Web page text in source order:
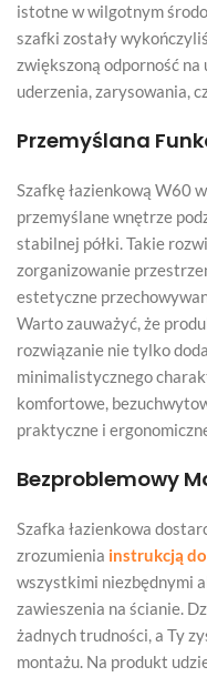
istotne w wilgotnym
szafki zostały
zwiększoną odporność
uderzenia, zarysowania,
Przemyślana
Szafkę łazienkową W60
przemyślane wnętrze
stabilnej półki. Takie
zorganizowanie
estetyczne
Warto zauważyć, że
rozwiązanie nie tylko
minimalistycznego
komfortowe,
praktyczne i
Bezproblemowy
Szafka łazienkowa
zrozumienia instrukcją
wszystkimi niezbędnymi
zawieszenia na ścianie.
żadnych trudności, a Ty
montażu. Na produkt